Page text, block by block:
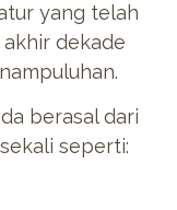
yang telah
dekade
berasal dari
seperti: